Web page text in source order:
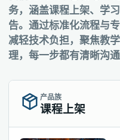
务，涵盖课程上架、学
告。通过标准化流程与
减轻技术负担，聚焦教
理，每一步都有清晰沟通
产品族
课程上架